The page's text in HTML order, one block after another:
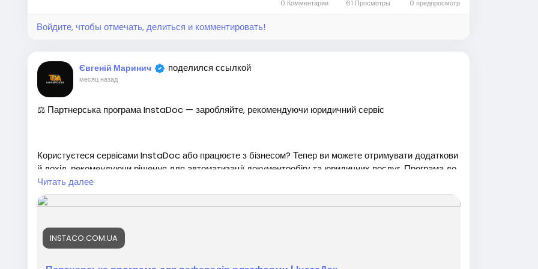
#партнерскаяпрограма #реферальнаясистема #гроши #ЗапросиДруга #ПасивнийДохид #Заробит
0 Комментарии 61 Просмотры 0 предпросмотр
Войдите, чтобы отмечать, делиться и комментировать!
Євгеній Маринич поделился ссылкой
месяц назад
⚖️ Партнерська програма InstaDoc — заробляйте, рекомендуючи юридичний сервіс
Користуєтеся сервісами InstaDoc або працюєте з бізнесом? Тепер ви можете отримувати додаткови
й дохід, рекомендуючи рішення для автоматизації документообігу та юридичних послуг. Програма до
ступна через платформу Instaco.
💼 Що потрібно зробити?
🔹 Отримати персональне партнерське посилання
🔹 Ділитися ним із клієнтами, партнерами або своєю аудиторією
Читать далее
INSTACO.COM.UA